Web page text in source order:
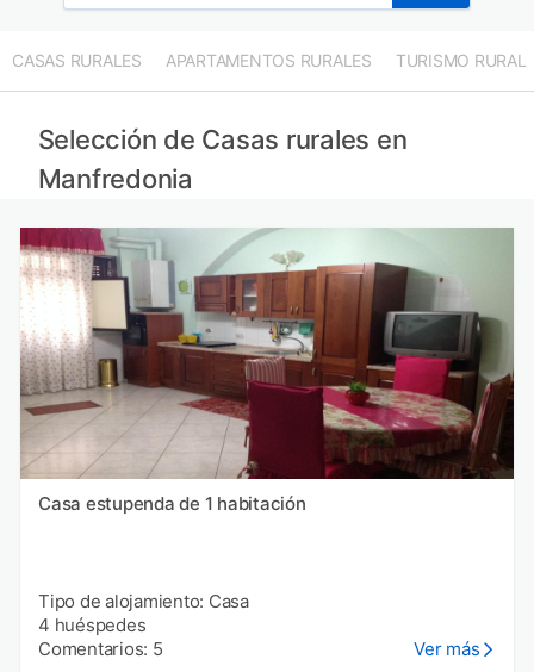
CASAS RURALES APARTAMENTOS RURALES TURISMO RURAL
Selección de Casas rurales en
Manfredonia
Casa estupenda de 1 habitación
Tipo de alojamiento: Casa
4 huéspedes
Comentarios: 5
Ver más